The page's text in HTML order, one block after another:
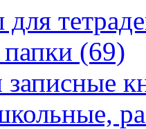
для
(69)
записные